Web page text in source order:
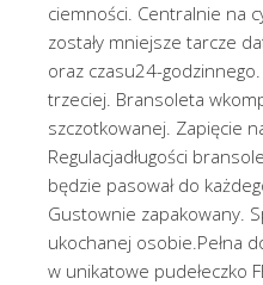
ciemności. Centralnie na
zostały mniejsze tarcze
oraz czasu24-godzinnego.
trzeciej. Bransoleta
szczotkowanej. Zapięcie
Regulacjadługości
będzie pasował do
Gustownie zapakowany.
ukochanej osobie.Pełna
w unikatowe pudełeczko